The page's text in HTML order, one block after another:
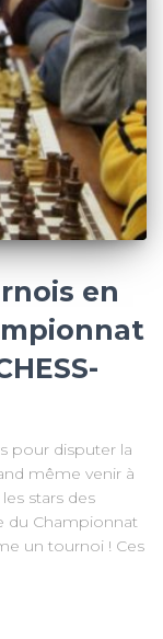
en
pour disputer la
même venir à
stars des
du Championnat
un tournoi ! Ces